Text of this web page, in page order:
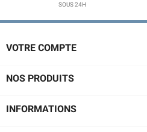
SOUS 24H
VOTRE COMPTE
NOS PRODUITS
INFORMATIONS